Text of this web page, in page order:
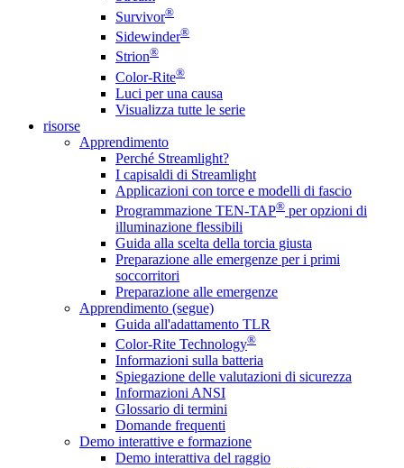
Survivor®
Sidewinder®
Strion®
Color-Rite®
Luci per una causa
Visualizza tutte le serie
risorse
Apprendimento
Perché Streamlight?
I capisaldi di Streamlight
Applicazioni con torce e modelli di fascio
Programmazione TEN-TAP® per opzioni di
illuminazione flessibili
Guida alla scelta della torcia giusta
Preparazione alle emergenze per i primi
soccorritori
Preparazione alle emergenze
Apprendimento (segue)
Guida all'adattamento TLR
Color-Rite Technology®
Informazioni sulla batteria
Spiegazione delle valutazioni di sicurezza
Informazioni ANSI
Glossario di termini
Domande frequenti
Demo interattive e formazione
Demo interattiva del raggio